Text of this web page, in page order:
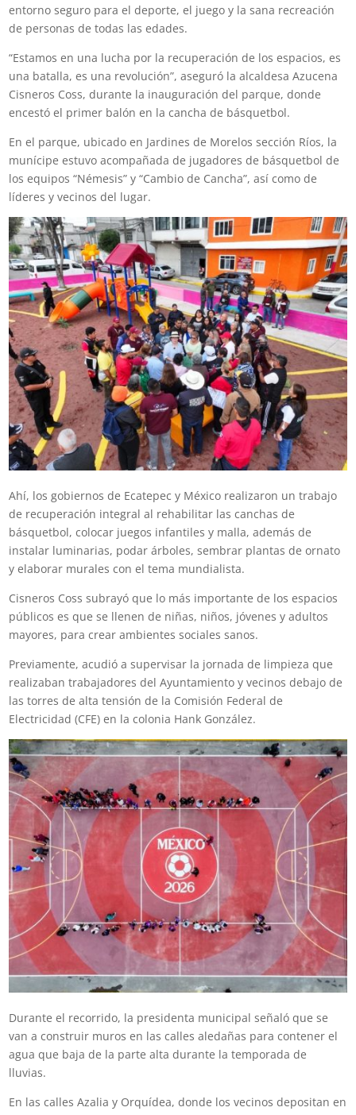
entorno seguro para el deporte, el juego y la sana recreación
de personas de todas las edades.
“Estamos en una lucha por la recuperación de los espacios, es
una batalla, es una revolución”, aseguró la alcaldesa Azucena
Cisneros Coss, durante la inauguración del parque, donde
encestó el primer balón en la cancha de básquetbol.
En el parque, ubicado en Jardines de Morelos sección Ríos, la
munícipe estuvo acompañada de jugadores de básquetbol de
los equipos “Némesis” y “Cambio de Cancha”, así como de
líderes y vecinos del lugar.
Ahí, los gobiernos de Ecatepec y México realizaron un trabajo
de recuperación integral al rehabilitar las canchas de
básquetbol, colocar juegos infantiles y malla, además de
instalar luminarias, podar árboles, sembrar plantas de ornato
y elaborar murales con el tema mundialista.
Cisneros Coss subrayó que lo más importante de los espacios
públicos es que se llenen de niñas, niños, jóvenes y adultos
mayores, para crear ambientes sociales sanos.
Previamente, acudió a supervisar la jornada de limpieza que
realizaban trabajadores del Ayuntamiento y vecinos debajo de
las torres de alta tensión de la Comisión Federal de
Electricidad (CFE) en la colonia Hank González.
Durante el recorrido, la presidenta municipal señaló que se
van a construir muros en las calles aledañas para contener el
agua que baja de la parte alta durante la temporada de
lluvias.
En las calles Azalia y Orquídea, donde los vecinos depositan en